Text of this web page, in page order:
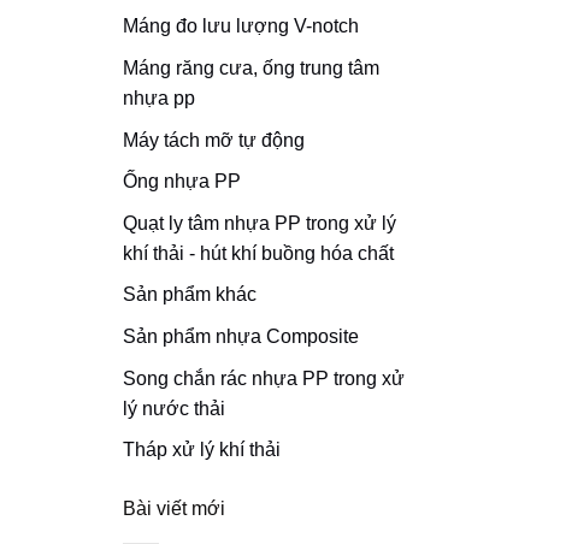
Máng đo lưu lượng V-notch
Máng răng cưa, ống trung tâm
nhựa pp
Máy tách mỡ tự động
Ống nhựa PP
Quạt ly tâm nhựa PP trong xử lý
khí thải - hút khí buồng hóa chất
Sản phẩm khác
Sản phẩm nhựa Composite
Song chắn rác nhựa PP trong xử
lý nước thải
Tháp xử lý khí thải
Bài viết mới